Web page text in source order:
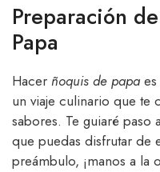
Preparación
Papa
Hacer ñoquis de papa
un viaje culinario que te
sabores. Te guiaré paso
que puedas disfrutar de
preámbulo, ¡manos a la